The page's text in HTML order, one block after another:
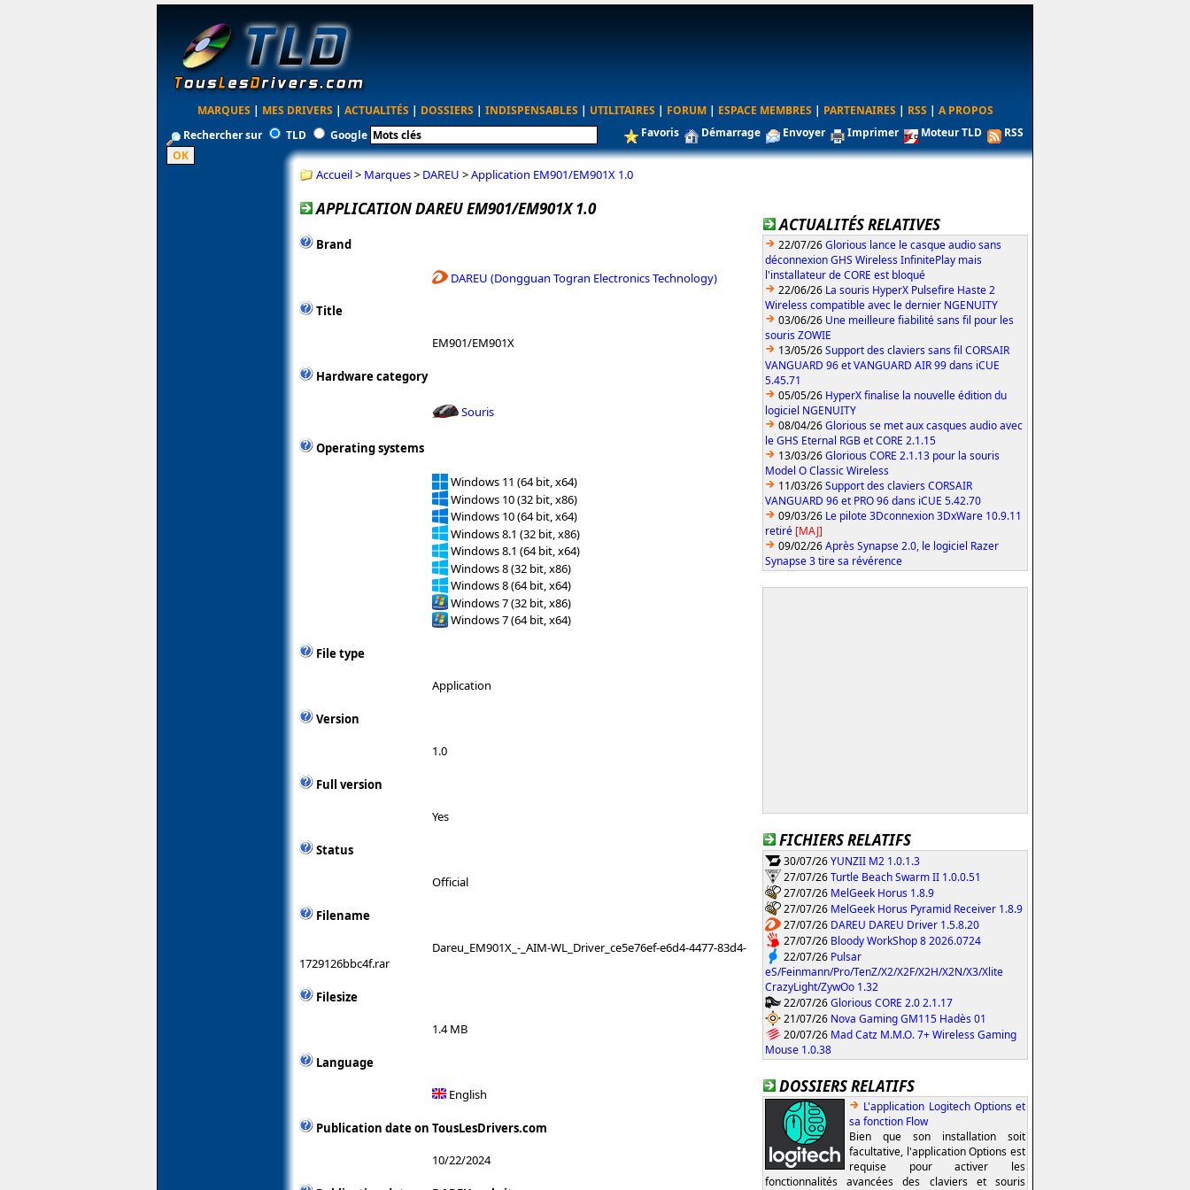
MARQUES | MES DRIVERS | ACTUALITÉS | DOSSIERS | INDISPENSABLES | UTILITAIRES | FORUM | ESPACE MEMBRES | PARTENAIRES | RSS | A PROPOS
Rechercher sur
TLD Google Favoris Démarrage Envoyer Imprimer Moteur TLD RSS
Accueil> Marques> DAREU >Application EM901/EM901X 1.0
APPLICATION DAREU EM901/EM901X 1.0
Brand
DAREU (Dongguan Togran Electronics Technology)
Title
EM901/EM901X
Hardware category
Souris
Operating systems
Windows 11 (64 bit, x64)
Windows 10 (32 bit, x86)
Windows 10 (64 bit, x64)
Windows 8.1 (32 bit, x86)
Windows 8.1 (64 bit, x64)
Windows 8 (32 bit, x86)
Windows 8 (64 bit, x64)
Windows 7 (32 bit, x86)
Windows 7 (64 bit, x64)
File type
Application
Version
1.0
Full version
Yes
Status
Official
Filename
Dareu_EM901X_-_AIM-WL_Driver_ce5e76ef-e6d4-4477-83d4-
1729126bbc4f.rar
Filesize
1.4 MB
Language
English
Publication date on TousLesDrivers.com
10/22/2024
ACTUALITÉS RELATIVES
22/07/26Glorious lance le casque audio sans
déconnexion GHS Wireless InfinitePlay mais
l'installateur de CORE est bloqué
22/06/26 La souris HyperX Pulsefire Haste 2
Wireless compatible avec le dernier NGENUITY
03/06/26 Une meilleure fiabilité sans fil pour les
souris ZOWIE
13/05/26Support des claviers sans fil CORSAIR
VANGUARD 96 et VANGUARD AIR 99 dans iCUE
5.45.71
05/05/26 HyperX finalise la nouvelle édition du
logiciel NGENUITY
08/04/26Glorious se met aux casques audio avec
le GHS Eternal RGB et CORE 2.1.15
13/03/26Glorious CORE 2.1.13 pour la souris
Model O Classic Wireless
11/03/26Support des claviers CORSAIR
VANGUARD 96 et PRO 96 dans iCUE 5.42.70
09/03/26 Le pilote 3Dconnexion 3DxWare 10.9.11
retiré [MAJ]
09/02/26Après Synapse 2.0, le logiciel Razer
Synapse 3 tire sa révérence
FICHIERS RELATIFS
30/07/26YUNZII M2 1.0.1.3
27/07/26Turtle Beach Swarm II 1.0.0.51
27/07/26 MelGeek Horus 1.8.9
27/07/26 MelGeek Horus Pyramid Receiver 1.8.9
27/07/26 DAREU DAREU Driver 1.5.8.20
27/07/26 Bloody WorkShop 8 2026.0724
22/07/26 Pulsar
eS/Feinmann/Pro/TenZ/X2/X2F/X2H/X2N/X3/Xlite
CrazyLight/ZywOo 1.32
22/07/26Glorious CORE 2.0 2.1.17
21/07/26 Nova Gaming GM115 Hadès 01
20/07/26 Mad Catz M.M.O. 7+ Wireless Gaming
Mouse 1.0.38
DOSSIERS RELATIFS
L'application Logitech Options et
sa fonction Flow
Bien que son installation soit
facultative, l'application Options est
requise pour activer les
fonctionnalités avancées des claviers et souris